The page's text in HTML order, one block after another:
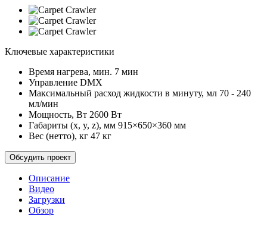
Ключевые характеристики
Время нагрева, мин. 7 мин
Управление DMX
Максимальный расход жидкости в минуту, мл 70 - 240
мл/мин
Мощность, Вт 2600 Вт
Габариты (x, y, z), мм 915×650×360 мм
Вес (нетто), кг 47 кг
Обсудить проект
Описание
Видео
Загрузки
Обзор